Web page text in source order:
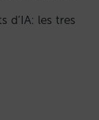
d’IA: les tres